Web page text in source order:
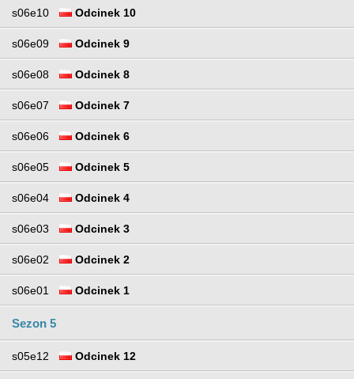
s06e10 Odcinek 10
s06e09 Odcinek 9
s06e08 Odcinek 8
s06e07 Odcinek 7
s06e06 Odcinek 6
s06e05 Odcinek 5
s06e04 Odcinek 4
s06e03 Odcinek 3
s06e02 Odcinek 2
s06e01 Odcinek 1
Sezon 5
s05e12 Odcinek 12